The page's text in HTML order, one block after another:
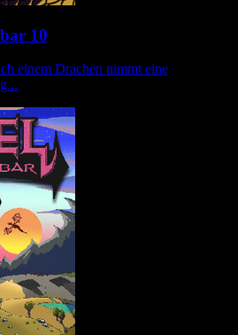
10
einem Drachen nimmt eine